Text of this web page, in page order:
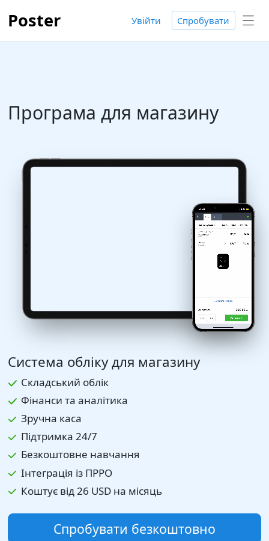
Poster Увійти Спробувати
Програма для магазину
Система обліку для магазину
Складський облік
Фінанси та аналітика
Зручна каса
Підтримка 24/7
Безкоштовне навчання
Інтеграція із ПРРО
Коштує від26 USDна місяць
Спробувати безкоштовно